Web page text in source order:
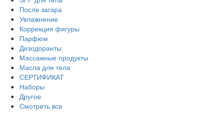
После загара
Увлажнение
Коррекция фигуры
Парфюм
Дезодоранты
Массажные продукты
Масла для тела
СЕРТИФИКАТ
Наборы
Другое
Смотреть все